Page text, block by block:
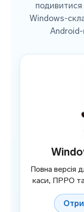
подивитися
Windows-
Android-
Повна версія
каси, ПРРО та